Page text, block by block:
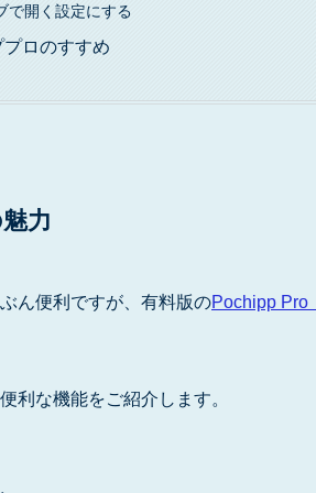
開く設定にする
プロのすすめ
力
ん便利ですが、有料版のPochipp Pro
利な機能をご紹介します。